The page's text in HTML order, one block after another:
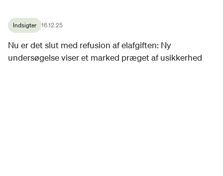
Indsigter 16.12.25
Nu er det slut med refusion af elafgiften: Ny
undersøgelse viser et marked præget af usikkerhed